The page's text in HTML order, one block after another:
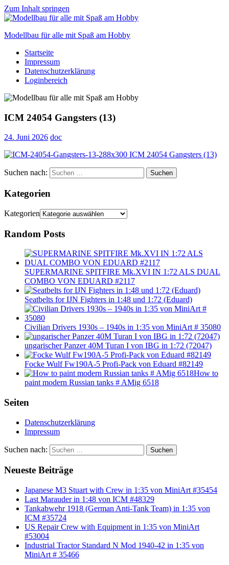
Zum Inhalt springen
Modellbau für alle mit Spaß am Hobby
Scale
modelling
to
Startseite
Impressum
Datenschutzerklärung
Loginbereich
ICM 24054 Gangsters (13)
24. Juni 2026 doc
Suchen nach: Suchen
Kategorien
Kategorien
Random Posts
SUPERMARINE SPITFIRE Mk.XVI IN 1:72 ALS DUAL
COMBO VON EDUARD #2117
Seatbelts for IJN Fighters in 1:48 und 1:72 (Eduard)
Civilian Drivers 1930s – 1940s in 1:35 von MiniArt # 35080
ungarischer Panzer 40M Turan I von IBG in 1:72 (72047)
Focke Wulf Fw190A-5 Profi-Pack von Eduard #82149
How to
paint modern Russian tanks # AMig 6518
Seiten
Datenschutzerklärung
Impressum
Suchen nach: Suchen
Neueste Beiträge
Japanese M3 Stuart with Crew in 1:35 von MiniArt #35454
Last Marauder in 1:48 von ICM #48329
Tankabwehr 1918 (German Anti-Tank Team) in 1:35 von
ICM #35724
US Repair Crew with Equipment in 1:35 von MiniArt
#53004
Industrial Tractor Standard N Mod 1940-42 in 1:35 von
MiniArt # 35466